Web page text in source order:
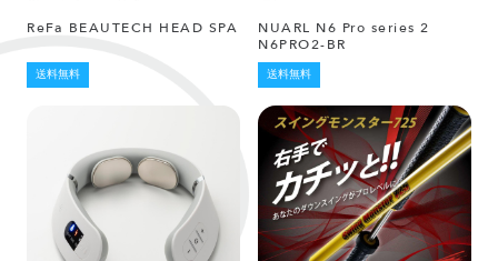
ReFa BEAUTECH HEAD SPA
送料無料
NUARL N6 Pro series 2
N6PRO2-BR
送料無料